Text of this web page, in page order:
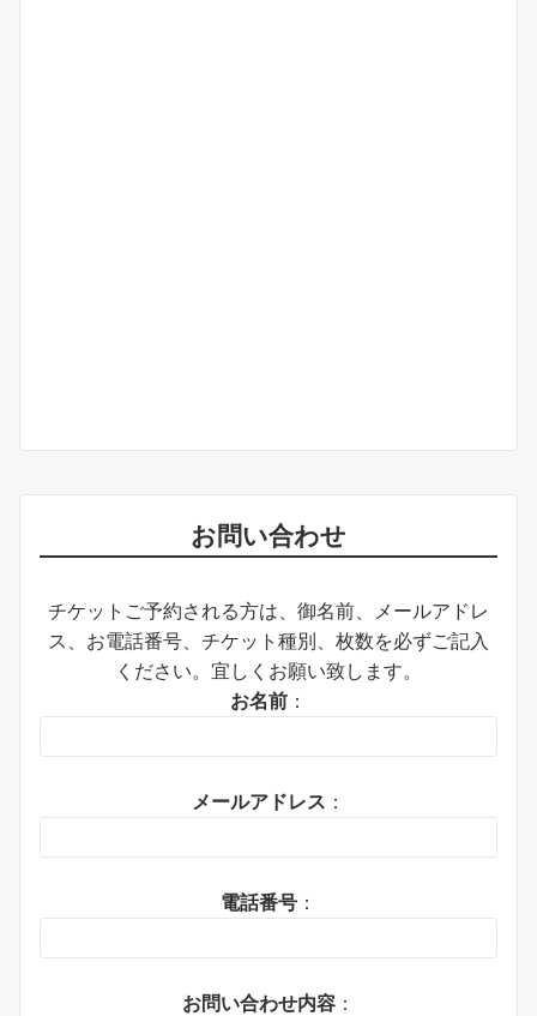
お問い合わせ
チケットご予約される方は、御名前、メールアドレ
ス、お電話番号、チケット種別、枚数を必ずご記入
ください。宜しくお願い致します。
お名前 ：
メールアドレス ：
電話番号 ：
お問い合わせ内容 ：